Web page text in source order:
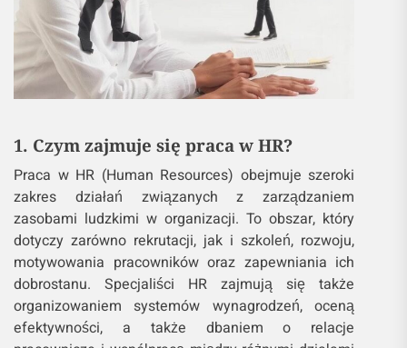
1. Czym zajmuje się praca w HR?
Praca w HR (Human Resources) obejmuje szeroki
zakres działań związanych z zarządzaniem
zasobami ludzkimi w organizacji. To obszar, który
dotyczy zarówno rekrutacji, jak i szkoleń, rozwoju,
motywowania pracowników oraz zapewniania ich
dobrostanu. Specjaliści HR zajmują się także
organizowaniem systemów wynagrodzeń, oceną
efektywności, a także dbaniem o relacje